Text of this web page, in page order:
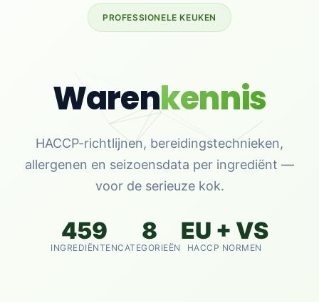
PROFESSIONELE KEUKEN
Warenkennis
HACCP-richtlijnen, bereidingstechnieken,
allergenen en seizoensdata per ingrediënt —
voor de serieuze kok.
459
INGREDIËNTEN
8
CATEGORIEËN
EU + VS
HACCP NORMEN